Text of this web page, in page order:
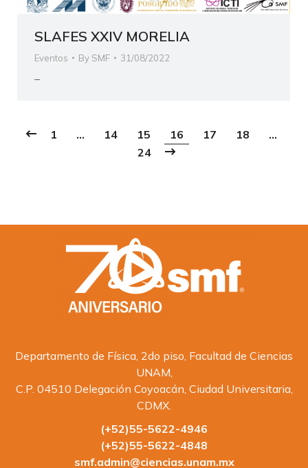
SLAFES XXIV MORELIA
Eventos By SMF 31/08/2022
–
1 … 14 15 16 17 18
…
24
Departamento de Física, 2do piso, Facultad de Ciencias
UNAM,
C.P. 04510 Delegación Coyoacán, Ciudad Universitaria,
CDMX.
(+52)55-5622-4946
(+52)55-5622-4848
smf.admin@ciencias.unam.mx